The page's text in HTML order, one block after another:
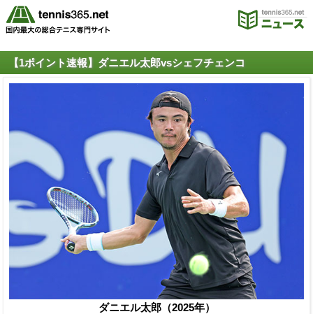
【1ポイント速報】ダニエル太郎vsシェフチェンコ
ダニエル太郎（2025年）